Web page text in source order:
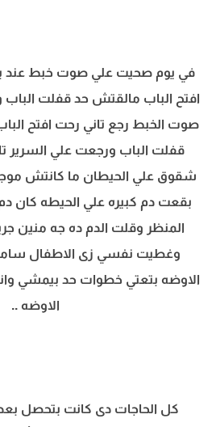
في يوم صحيت علي صوت خبط عند
افتح الباب مالقتش حد قفلت الباب
صوت الخبط رجع تاني رحت افتح
قفلت الباب ورجعت علي السرير
شقوق علي الحيطان ما كانتش
بقعت دم كبيره علي الحيطه كان
المنظر وقلت الدم ده جه منين
وغطيت نفسي زى الاطفال
الاوضه بتعتي خطوات حد بيمشي
الاوضه ..